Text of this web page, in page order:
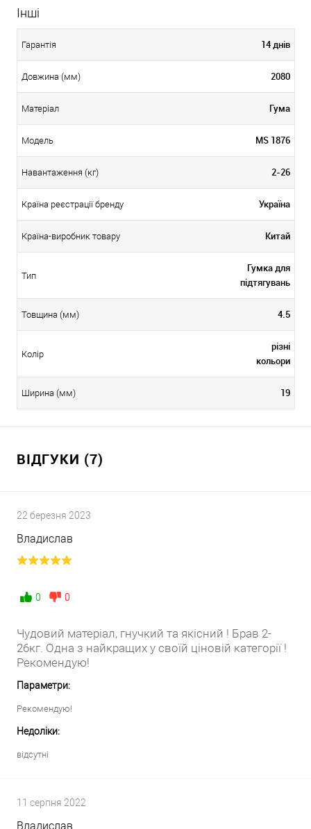
Інші
Гарантія 14 днів
Довжина (мм) 2080
Матеріал Гума
Модель MS 1876
Навантаження (кг) 2-26
Країна реєстрації бренду Україна
Країна-виробник товару Китай
Тип
Гумка для
підтягувань
Товщина (мм) 4.5
Колір
різні
кольори
Ширина (мм) 19
ВІДГУКИ (7)
22 березня 2023
Владислав
0 0
Чудовий матеріал, гнучкий та якісний ! Брав 2-
26кг. Одна з найкращих у своїй ціновій категорії !
Рекомендую!
Параметри:
Рекомендую!
Недоліки:
відсутні
11 серпня 2022
Владислав